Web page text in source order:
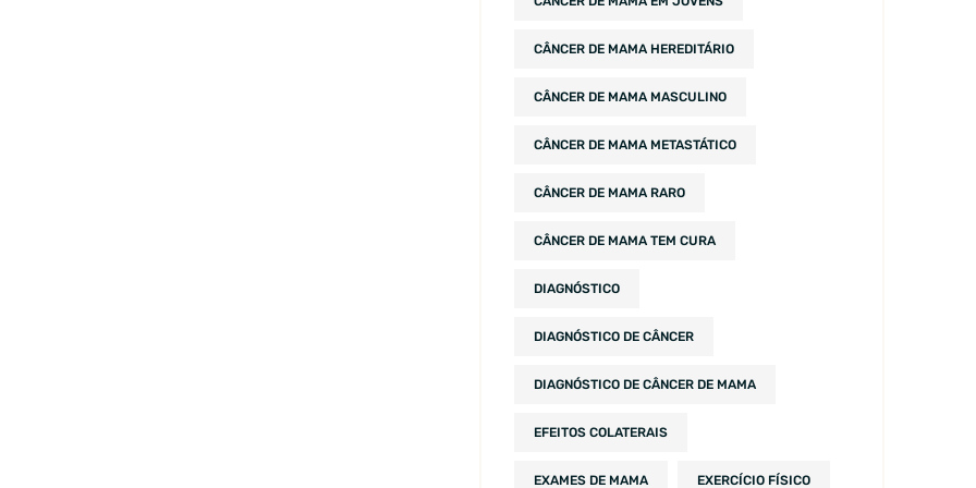
CÂNCER DE MAMA HEREDITÁRIO
CÂNCER DE MAMA MASCULINO
CÂNCER DE MAMA METASTÁTICO
CÂNCER DE MAMA RARO
CÂNCER DE MAMA TEM CURA
DIAGNÓSTICO
DIAGNÓSTICO DE CÂNCER
DIAGNÓSTICO DE CÂNCER DE MAMA
EFEITOS COLATERAIS
EXAMES DE MAMA EXERCÍCIO FÍSICO